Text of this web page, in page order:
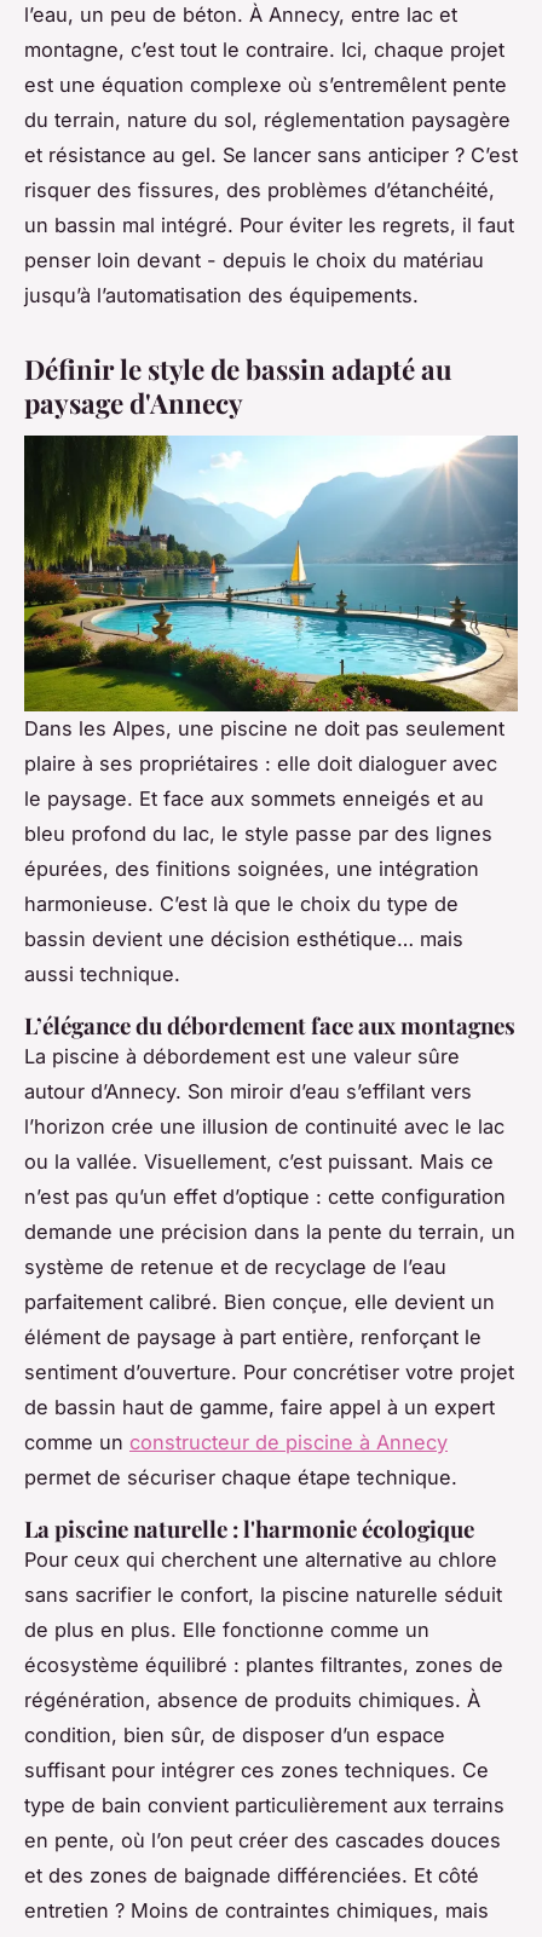
l’eau, un peu de béton. À Annecy, entre lac et
montagne, c’est tout le contraire. Ici, chaque projet
est une équation complexe où s’entremêlent pente
du terrain, nature du sol, réglementation paysagère
et résistance au gel. Se lancer sans anticiper ? C’est
risquer des fissures, des problèmes d’étanchéité,
un bassin mal intégré. Pour éviter les regrets, il faut
penser loin devant - depuis le choix du matériau
jusqu’à l’automatisation des équipements.
Définir le style de bassin adapté au
paysage d'Annecy
Dans les Alpes, une piscine ne doit pas seulement
plaire à ses propriétaires : elle doit dialoguer avec
le paysage. Et face aux sommets enneigés et au
bleu profond du lac, le style passe par des lignes
épurées, des finitions soignées, une intégration
harmonieuse. C’est là que le choix du type de
bassin devient une décision esthétique… mais
aussi technique.
L’élégance du débordement face aux montagnes
La piscine à débordement est une valeur sûre
autour d’Annecy. Son miroir d’eau s’effilant vers
l’horizon crée une illusion de continuité avec le lac
ou la vallée. Visuellement, c’est puissant. Mais ce
n’est pas qu’un effet d’optique : cette configuration
demande une précision dans la pente du terrain, un
système de retenue et de recyclage de l’eau
parfaitement calibré. Bien conçue, elle devient un
élément de paysage à part entière, renforçant le
sentiment d’ouverture. Pour concrétiser votre projet
de bassin haut de gamme, faire appel à un expert
comme un constructeur de piscine à Annecy
permet de sécuriser chaque étape technique.
La piscine naturelle : l'harmonie écologique
Pour ceux qui cherchent une alternative au chlore
sans sacrifier le confort, la piscine naturelle séduit
de plus en plus. Elle fonctionne comme un
écosystème équilibré : plantes filtrantes, zones de
régénération, absence de produits chimiques. À
condition, bien sûr, de disposer d’un espace
suffisant pour intégrer ces zones techniques. Ce
type de bain convient particulièrement aux terrains
en pente, où l’on peut créer des cascades douces
et des zones de baignade différenciées. Et côté
entretien ? Moins de contraintes chimiques, mais